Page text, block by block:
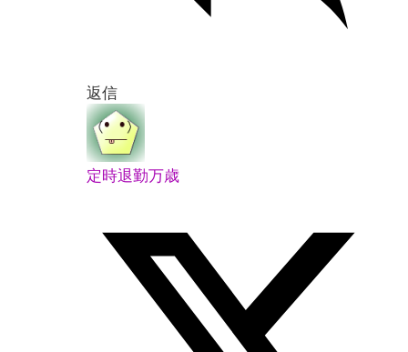
返信
定時退勤万歳